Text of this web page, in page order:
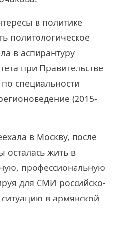
в политике
политологическое
в аспирантуру
при Правительстве
специальности
(2015-
в Москву, после
осталась жить в
профессиональную
для СМИ российско-
в армянской